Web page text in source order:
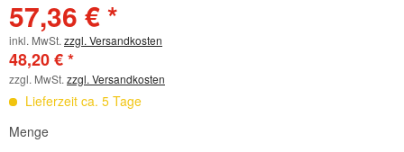
57,36 € *
inkl. MwSt. zzgl. Versandkosten
48,20 € *
zzgl. MwSt. zzgl. Versandkosten
Lieferzeit ca. 5 Tage
Menge